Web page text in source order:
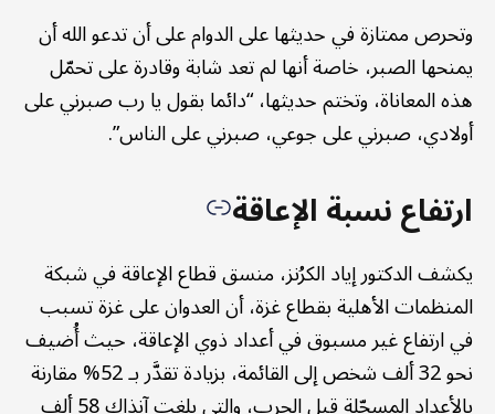
وتحرص ممتازة في حديثها على الدوام على أن تدعو الله أن
يمنحها الصبر، خاصة أنها لم تعد شابة وقادرة على تحمّل
هذه المعاناة، وتختم حديثها، “دائما بقول يا رب صبرني على
أولادي، صبرني على جوعي، صبرني على الناس”.
ارتفاع نسبة الإعاقة
يكشف الدكتور إياد الكرُنز، منسق قطاع الإعاقة في شبكة
المنظمات الأهلية بقطاع غزة، أن العدوان على غزة تسبب
في ارتفاع غير مسبوق في أعداد ذوي الإعاقة، حيث أُضيف
نحو 32 ألف شخص إلى القائمة، بزيادة تقدَّر بـ 52% مقارنة